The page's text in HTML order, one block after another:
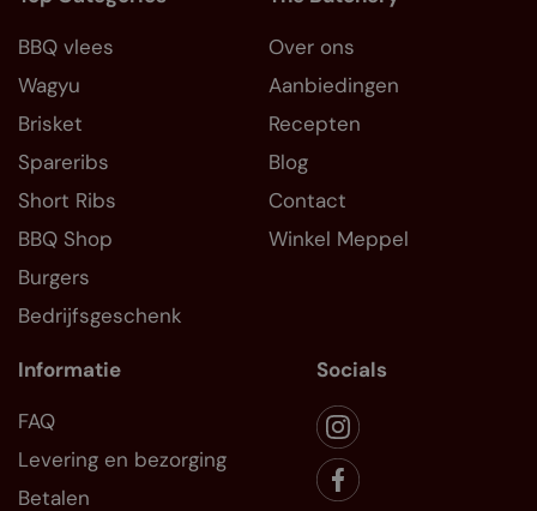
BBQ vlees
Wagyu
Brisket
Spareribs
Short Ribs
BBQ Shop
Burgers
Bedrijfsgeschenk
Over ons
Aanbiedingen
Recepten
Blog
Contact
Winkel Meppel
Informatie
FAQ
Levering en bezorging
Betalen
Socials